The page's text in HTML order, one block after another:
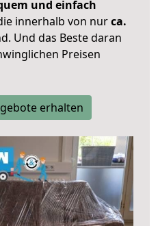
und einfach
innerhalb von nurca.
Und das Beste daran
Preisen
erhalten